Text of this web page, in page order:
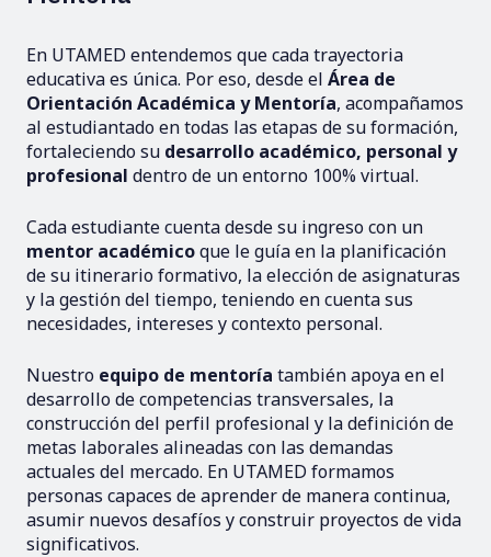
En UTAMED entendemos que cada trayectoria
educativa es única. Por eso, desde el Área de
Orientación Académica y Mentoría, acompañamos
al estudiantado en todas las etapas de su formación,
fortaleciendo su desarrollo académico, personal y
profesional dentro de un entorno 100% virtual.
Cada estudiante cuenta desde su ingreso con un
mentor académicoque le guía en la planificación
de su itinerario formativo, la elección de asignaturas
y la gestión del tiempo, teniendo en cuenta sus
necesidades, intereses y contexto personal.
Nuestro equipo de mentoría también apoya en el
desarrollo de competencias transversales, la
construcción del perfil profesional y la definición de
metas laborales alineadas con las demandas
actuales del mercado. En UTAMED formamos
personas capaces de aprender de manera continua,
asumir nuevos desafíos y construir proyectos de vida
significativos.